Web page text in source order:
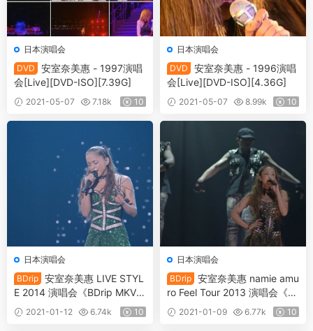
日本演唱会
DVD
安室奈美惠 - 1997演唱
会[Live][DVD-ISO][7.39G]
2021-05-07 7.18k 10
日本演唱会
DVD
安室奈美惠 - 1996演唱
会[Live][DVD-ISO][4.36G]
2021-05-07 8.99k 10
日本演唱会
BDrip 安室奈美惠 LIVE STYL
E 2014 演唱会《BDrip MKV
9.0G》
2021-01-12 6.74k 10
日本演唱会
BDrip 安室奈美惠 namie amu
ro Feel Tour 2013 演唱会《B
Drip MP4 6.0G》
2021-01-09 6.77k 10